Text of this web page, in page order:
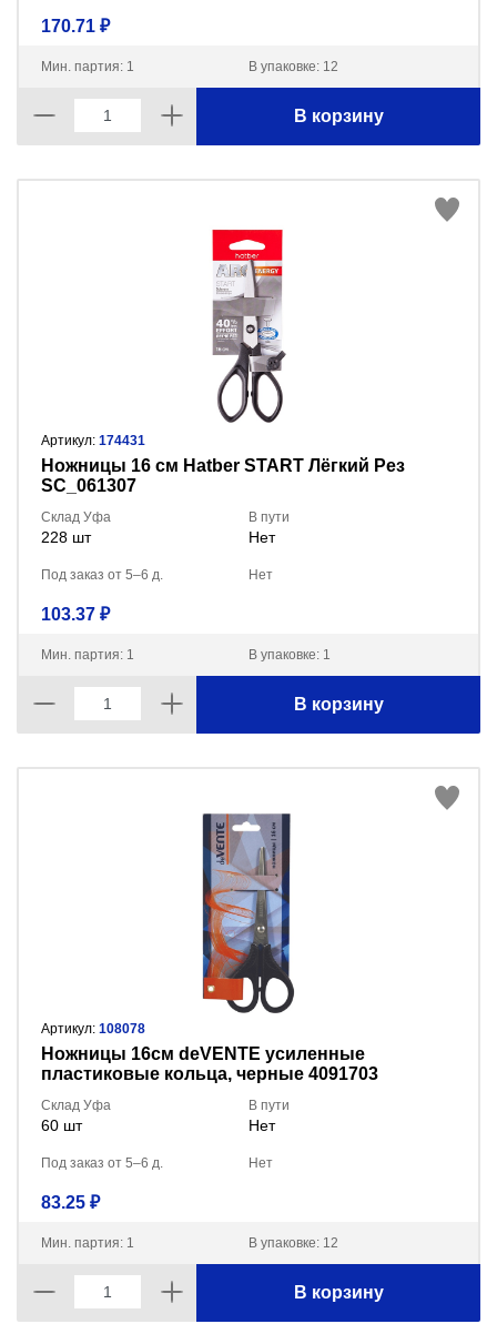
170.71 ₽
Мин. партия: 1 В упаковке: 12
В корзину
Артикул: 174431
Ножницы 16 см Hatber START Лёгкий Рез
SC_061307
Склад Уфа
228 шт
В пути
Нет
Под заказ от 5–6 д. Нет
103.37 ₽
Мин. партия: 1 В упаковке: 1
В корзину
Артикул: 108078
Ножницы 16см deVENTE усиленные
пластиковые кольца, черные 4091703
Склад Уфа
60 шт
В пути
Нет
Под заказ от 5–6 д. Нет
83.25 ₽
Мин. партия: 1 В упаковке: 12
В корзину